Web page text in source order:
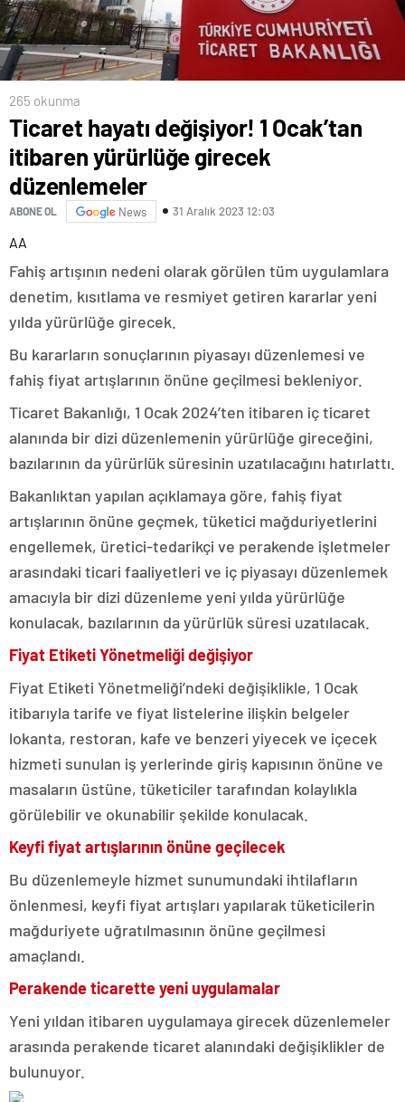
265 okunma
Ticaret hayatı değişiyor! 1 Ocak’tan
itibaren yürürlüğe girecek
düzenlemeler
ABONE OL News 31 Aralık 2023 12:03
AA
Fahiş artışının nedeni olarak görülen tüm uygulamlara
denetim, kısıtlama ve resmiyet getiren kararlar yeni
yılda yürürlüğe girecek.
Bu kararların sonuçlarının piyasayı düzenlemesi ve
fahiş fiyat artışlarının önüne geçilmesi bekleniyor.
Ticaret Bakanlığı, 1 Ocak 2024’ten itibaren iç ticaret
alanında bir dizi düzenlemenin yürürlüğe gireceğini,
bazılarının da yürürlük süresinin uzatılacağını hatırlattı.
Bakanlıktan yapılan açıklamaya göre, fahiş fiyat
artışlarının önüne geçmek, tüketici mağduriyetlerini
engellemek, üretici-tedarikçi ve perakende işletmeler
arasındaki ticari faaliyetleri ve iç piyasayı düzenlemek
amacıyla bir dizi düzenleme yeni yılda yürürlüğe
konulacak, bazılarının da yürürlük süresi uzatılacak.
Fiyat Etiketi Yönetmeliği değişiyor
Fiyat Etiketi Yönetmeliği’ndeki değişiklikle, 1 Ocak
itibarıyla tarife ve fiyat listelerine ilişkin belgeler
lokanta, restoran, kafe ve benzeri yiyecek ve içecek
hizmeti sunulan iş yerlerinde giriş kapısının önüne ve
masaların üstüne, tüketiciler tarafından kolaylıkla
görülebilir ve okunabilir şekilde konulacak.
Keyfi fiyat artışlarının önüne geçilecek
Bu düzenlemeyle hizmet sunumundaki ihtilafların
önlenmesi, keyfi fiyat artışları yapılarak tüketicilerin
mağduriyete uğratılmasının önüne geçilmesi
amaçlandı.
Perakende ticarette yeni uygulamalar
Yeni yıldan itibaren uygulamaya girecek düzenlemeler
arasında perakende ticaret alanındaki değişiklikler de
bulunuyor.